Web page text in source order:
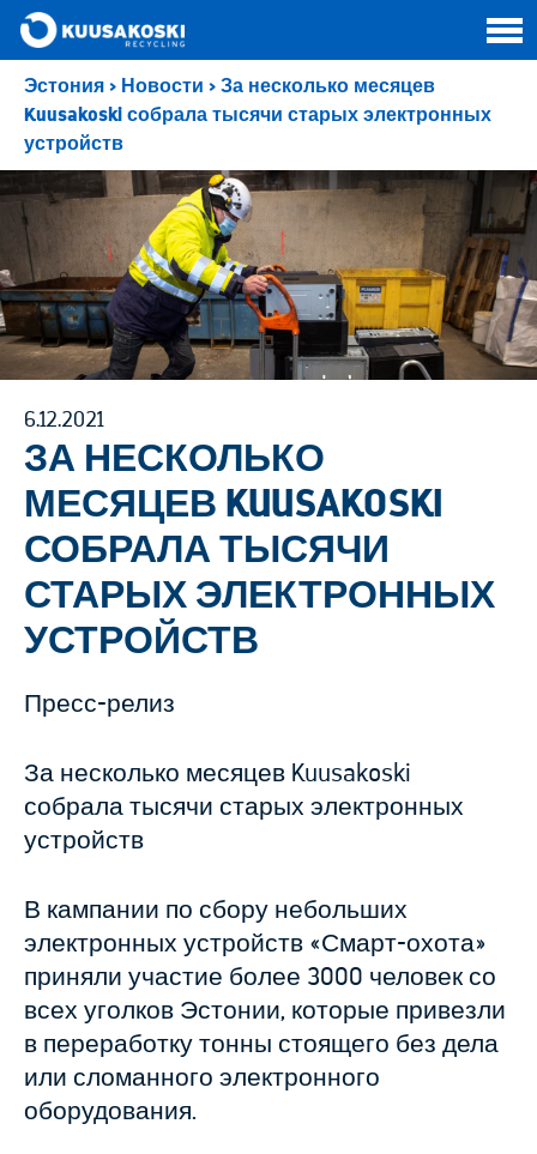
Эстония > Новости > За несколько месяцев
Kuusakoski собрала тысячи старых электронных
устройств
6.12.2021
ЗА НЕСКОЛЬКО
МЕСЯЦЕВ KUUSAKOSKI
СОБРАЛА ТЫСЯЧИ
СТАРЫХ ЭЛЕКТРОННЫХ
УСТРОЙСТВ
Пресс-релиз
За несколько месяцев Kuusakoski
собрала тысячи старых электронных
устройств
В кампании по сбору небольших
электронных устройств «Смарт-охота»
приняли участие более 3000 человек со
всех уголков Эстонии, которые привезли
в переработку тонны стоящего без дела
или сломанного электронного
оборудования.